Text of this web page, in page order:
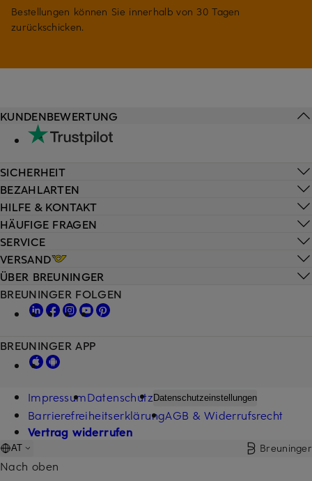
Bestellungen können Sie innerhalb von 30 Tagen
zurückschicken.
HILFE & KONTAKT
HÄUFIGE FRAGEN
SERVICE
VERSAND
KUNDENBEWERTUNG
SICHERHEIT
BEZAHLARTEN
ÜBER BREUNINGER
BREUNINGER FOLGEN
BREUNINGER APP
ImpressumDatenschutz Datenschutzeinstellungen
BarrierefreiheitserklärungAGB & Widerrufsrecht
Vertrag widerrufen
AT Breuninger
Nach oben